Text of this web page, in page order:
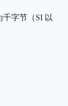
字节（SI 以